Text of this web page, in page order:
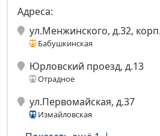
Адреса:
ул.Менжинского, д.32,
Бабушкинская
Юрловский проезд, д.13
Отрадное
ул.Первомайская, д.37
Измайловская